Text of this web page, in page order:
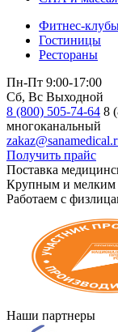
Фитнес-
Гостиницы
Рестораны
Пн-Пт 9:00-17:00
Сб, Вс Выходной
8 (800) 505-74-64 8
многоканальный
Получить прайс
Поставка
Крупным и мелким
Работаем с
Наши партнеры